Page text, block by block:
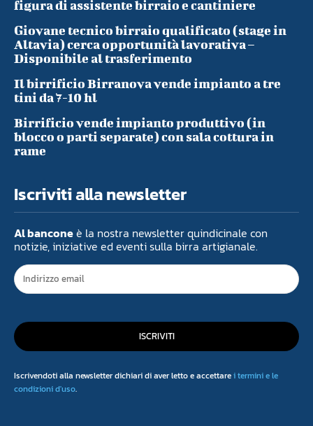
figura di assistente birraio e cantiniere
Giovane tecnico birraio qualificato (stage in
Altavia) cerca opportunità lavorativa –
Disponibile al trasferimento
Il birrificio Birranova vende impianto a tre
tini da 7-10 hl
Birrificio vende impianto produttivo (in
blocco o parti separate) con sala cottura in
rame
Iscriviti alla newsletter
Al banconeè la nostra newsletter quindicinale con
notizie, iniziative ed eventi sulla birra artigianale.
ISCRIVITI
Iscrivendoti alla newsletter dichiari di aver letto e accettarei termini e le
condizioni d'uso.